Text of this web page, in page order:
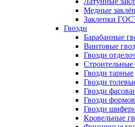
Медные
Заклепки
Гвозди
Барабанные
Винтовые
Гвозди
Строительные
Гвозди тарные
Гвозди
Гвозди
Гвозди
Гвозди
Кровельные